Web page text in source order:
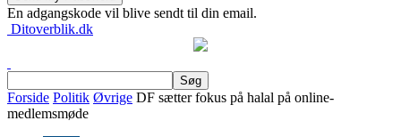
En adgangskode vil blive sendt til din email.
Ditoverblik.dk
Forside Politik Øvrige DF sætter fokus på halal på online-
medlemsmøde